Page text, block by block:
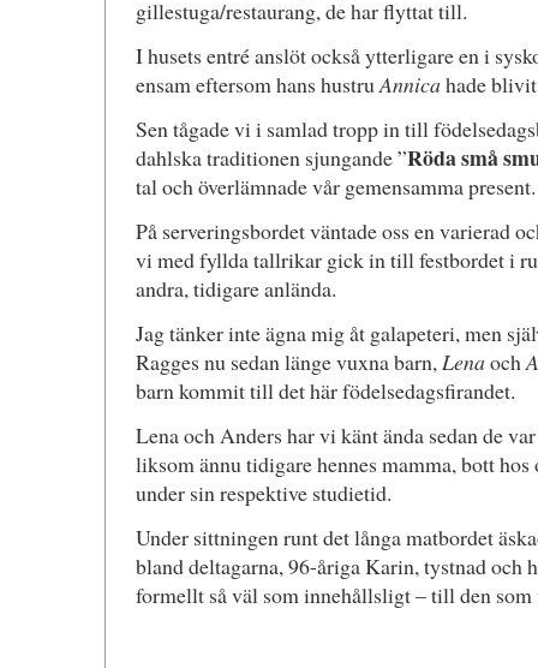
gillestuga/restaurang, de har flyttat till.
I husets entré anslöt också ytterligare en i
ensam eftersom hans hustruAnnicahade
Sen tågade vi i samlad tropp in till
dahlska traditionen sjungande ”Röda små
tal och överlämnade vår gemensamma present.
På serveringsbordet väntade oss en varierad
vi med fyllda tallrikar gick in till festbordet i
andra, tidigare anlända.
Jag tänker inte ägna mig åt galapeteri, men
Ragges nu sedan länge vuxna barn,Lenaoch
barn kommit till det här födelsedagsfirandet.
Lena och Anders har vi känt ända sedan de
liksom ännu tidigare hennes mamma, bott hos
under sin respektive studietid.
Under sittningen runt det långa matbordet
bland deltagarna, 96-åriga Karin, tystnad och
formellt så väl som innehållsligt – till den som